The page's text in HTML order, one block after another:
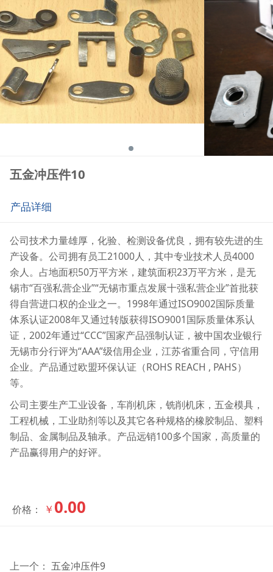
五金冲压件10
产品详细
公司技术力量雄厚，化验、检测设备优良，拥有较先进的生
产设备。公司拥有员工21000人，其中专业技术人员4000
余人。占地面积50万平方米，建筑面积23万平方米，是无
锡市“百强私营企业”“无锡市重点发展十强私营企业”首批获
得自营进口权的企业之一。1998年通过ISO9002国际质量
体系认证2008年又通过转版获得ISO9001国际质量体系认
证，2002年通过“CCC”国家产品强制认证，被中国农业银行
无锡市分行评为“AAA”级信用企业，江苏省重合同，守信用
企业。产品通过欧盟环保认证（ROHS REACH , PAHS）
等。
公司主要生产工业设备，车削机床，铣削机床，五金模具，
工程机械，工业助剂等以及其它各种规格的橡胶制品、塑料
制品、金属制品及轴承。产品远销100多个国家，高质量的
产品赢得用户的好评。
价格： ￥ 0.00
上一个： 五金冲压件9